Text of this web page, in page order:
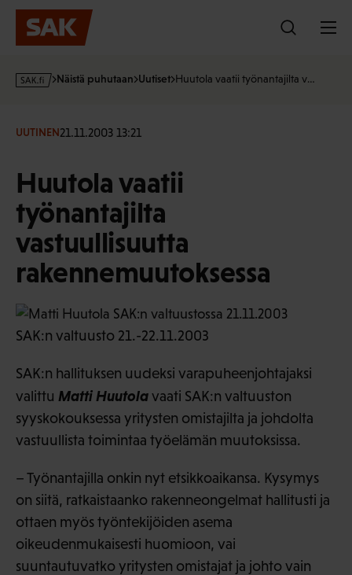
Hyppää
sisältöön
s
·
Näistä puhutaan Uutiset Huutola vaatii työnantajilta v…
UUTINEN21.11.2003 13:21
Huutola vaatii
työnantajilta
vastuullisuutta
rakennemuutoksessa
SAK:n valtuusto 21.-22.11.2003
SAK:n hallituksen uudeksi varapuheenjohtajaksi
valittu Matti Huutolavaati SAK:n valtuuston
syyskokouksessa yritysten omistajilta ja johdolta
vastuullista toimintaa työelämän muutoksissa.
– Työnantajilla onkin nyt etsikkoaikansa. Kysymys
on siitä, ratkaistaanko rakenneongelmat hallitusti ja
ottaen myös työntekijöiden asema
oikeudenmukaisesti huomioon, vai
suuntautuvatko yritysten omistajat ja johto vain